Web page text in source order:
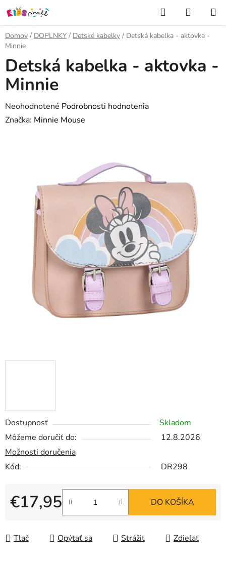
Prejsť
na
obsah
Hľadať
KOŠÍK
Domov / DOPLNKY / Detské kabelky / Detská kabelka - aktovka -
Minnie
Dostupnosť
Skladom
Môžeme doručiť do:
12.8.2026
Možnosti doručenia
Kód:
DR298
€17,95
Jednotková cena:
DO KOŠÍKA
Tlač Opýtať sa Strážiť Zdieľať
Detská kabelka - aktovka -
Minnie
Priemerné
hodnotenie
hviezdičiek.
Neohodnotené Podrobnosti hodnotenia
Značka: Minnie Mouse